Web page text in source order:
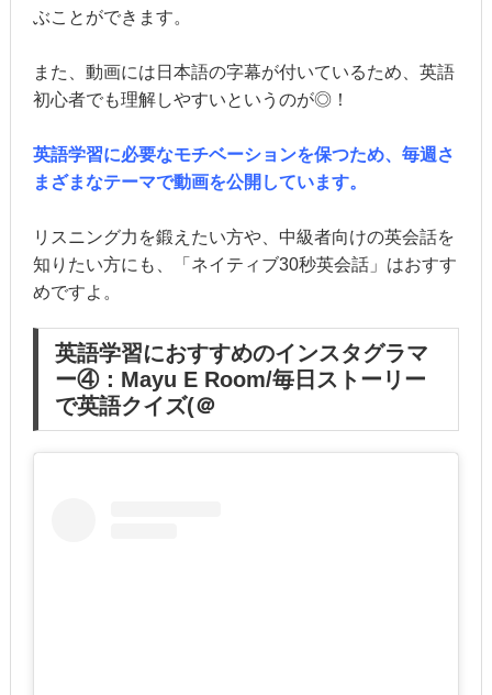
ぶことができます。
また、動画には日本語の字幕が付いているため、英語
初心者でも理解しやすいというのが◎！
英語学習に必要なモチベーションを保つため、毎週さ
まざまなテーマで動画を公開しています。
リスニング力を鍛えたい方や、中級者向けの英会話を
知りたい方にも、「ネイティブ30秒英会話」はおすす
めですよ。
英語学習におすすめのインスタグラマ
ー④：Mayu E Room/毎日ストーリー
で英語クイズ(＠